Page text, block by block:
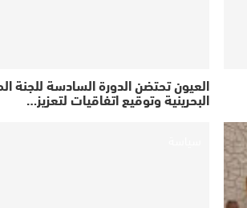
العيون تحتضن الدورة السادسة للجنة
البحرينية وتوقيع اتفاقيات لتعزيز…